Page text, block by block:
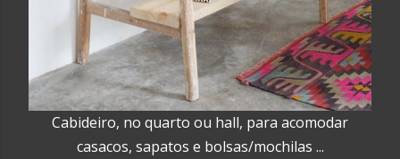
Cabideiro, no quarto ou hall, para acomodar
casacos, sapatos e bolsas/mochilas ...